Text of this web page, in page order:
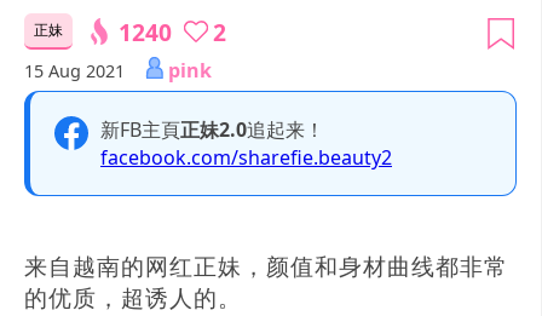
正妹 1240 2
15 Aug 2021 pink
新FB主頁正妹2.0追起来！
facebook.com/sharefie.beauty2
来自越南的网红正妹，颜值和身材曲线都非常
的优质，超诱人的。